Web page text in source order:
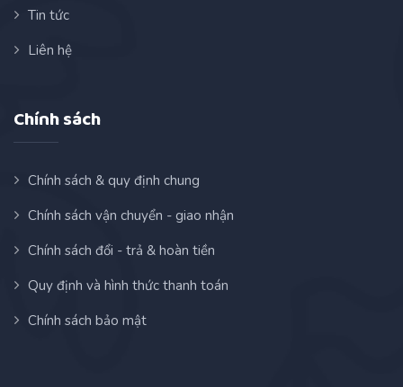
Tin tức
Liên hệ
Chính sách
Chính sách & quy định chung
Chính sách vận chuyển - giao nhận
Chính sách đổi - trả & hoàn tiền
Quy định và hình thức thanh toán
Chính sách bảo mật